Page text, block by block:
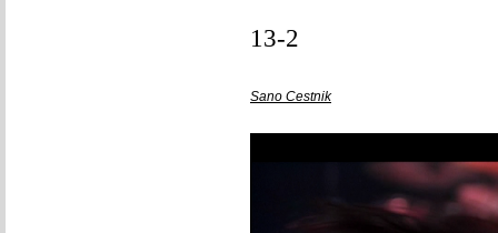
13-2
Sano Cestnik